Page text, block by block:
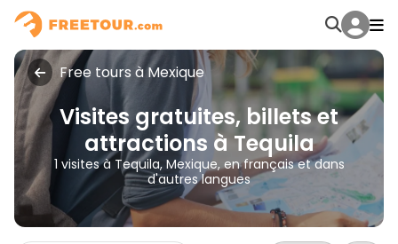
Free tours à Mexique
Visites gratuites, billets et
attractions à Tequila
1 visites à Tequila, Mexique, en français et dans
d'autres langues